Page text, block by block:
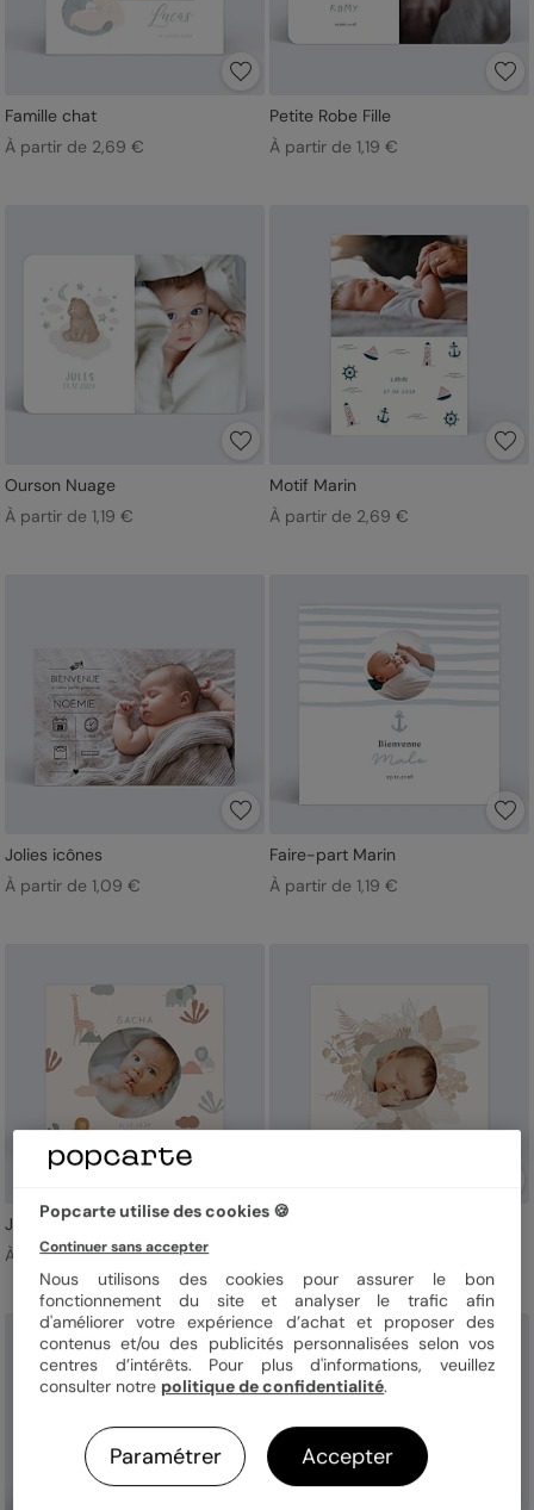
Famille chat
À partir de 2,69 €
Petite Robe Fille
À partir de 1,19 €
Ourson Nuage
À partir de 1,19 €
Motif Marin
À partir de 2,69 €
Jolies icônes
À partir de 1,09 €
Faire-part Marin
À partir de 1,19 €
Jungle Original
À partir de 2,69 €
Bohème rosé
Popcarte utilise des cookies 🍪
Continuer sans accepter
Nous utilisons des cookies pour assurer le bon
fonctionnement du site et analyser le trafic afin
d'améliorer votre expérience d’achat et proposer des
contenus et/ou des publicités personnalisées selon vos
centres d’intérêts. Pour plus d'informations, veuillez
consulter notre politique de confidentialité.
Paramétrer Accepter